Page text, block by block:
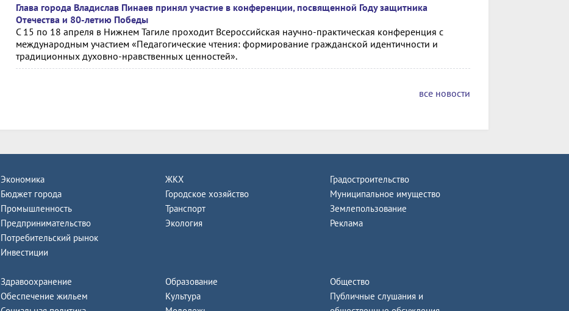
Глава города Владислав Пинаев принял участие в конференции, посвященной Году защитника
Отечества и 80-летию Победы
С 15 по 18 апреля в Нижнем Тагиле проходит Всероссийская научно-практическая конференция с
международным участием «Педагогические чтения: формирование гражданской идентичности и
традиционных духовно-нравственных ценностей».
все новости
Экономика
Бюджет города
Промышленность
Предпринимательство
Потребительский рынок
Инвестиции
ЖКХ
Городское хозяйство
Транспорт
Экология
Градостроительство
Муниципальное имущество
Землепользование
Реклама
Здравоохранение
Обеспечение жильем
Образование
Культура
Общество
Публичные слушания и